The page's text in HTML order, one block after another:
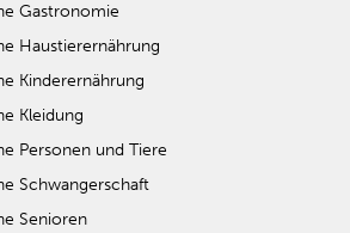
Gastronomie
Haustierernährung
Kinderernährung
Kleidung
Personen und Tiere
Schwangerschaft
Senioren